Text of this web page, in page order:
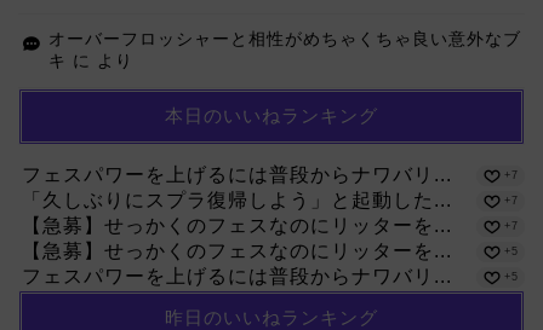
オーバーフロッシャーと相性がめちゃくちゃ良い意外なブ
キ に より
本日のいいねランキング
フェスパワーを上げるには普段からナワバリ... +7
「久しぶりにスプラ復帰しよう」と起動した... +7
【急募】せっかくのフェスなのにリッターを... +7
【急募】せっかくのフェスなのにリッターを... +5
フェスパワーを上げるには普段からナワバリ... +5
昨日のいいねランキング